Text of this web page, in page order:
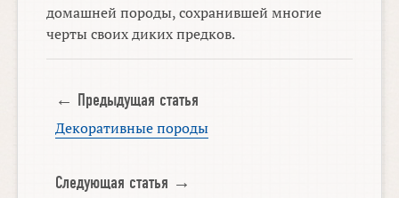
домашней породы, сохранившей многие
черты своих диких предков.
← Предыдущая статья
Декоративные породы
Следующая статья →